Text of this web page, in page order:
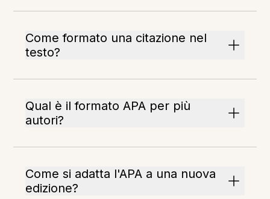
Come formato una citazione nel
testo?
Qual è il formato APA per più
autori?
Come si adatta l'APA a una nuova
edizione?